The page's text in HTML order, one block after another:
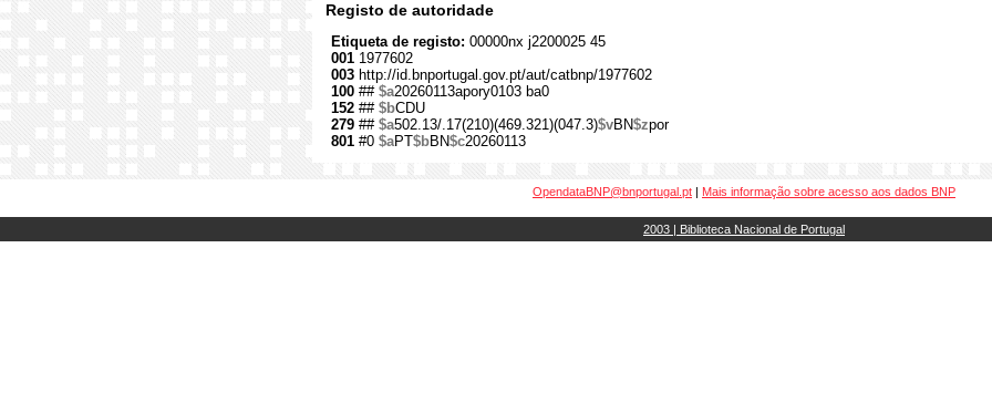
Registo de autoridade
Etiqueta de registo: 00000nx j2200025 45
001 1977602
003 http://id.bnportugal.gov.pt/aut/catbnp/1977602
100 ## $a20260113apory0103 ba0
152 ## $bCDU
279 ## $a502.13/.17(210)(469.321)(047.3)$vBN$zpor
801 #0 $aPT$bBN$c20260113
OpendataBNP@bnportugal.pt | Mais informação sobre acesso aos dados BNP
2003 | Biblioteca Nacional de Portugal